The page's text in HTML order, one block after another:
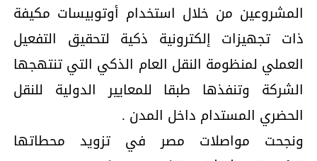
المشروعين من خلال استخدام أوتوبيسات مكيفة
ذات تجهيزات إلكترونية ذكية لتحقيق التفعيل
العملي لمنظومة النقل العام الذكي التي تنتهجها
الشركة وتنفذها طبقا للمعايير الدولية للنقل
الحضري المستدام داخل المدن .
ونجحت مواصلات مصر في تزويد محطاتها